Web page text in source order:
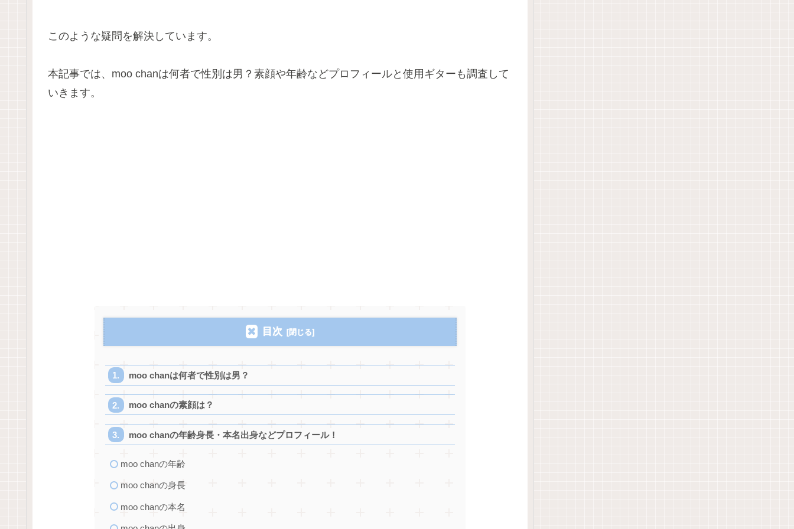
このような疑問を解決しています。
本記事では、moo chanは何者で性別は男？素顔や年齢などプロフィールと使用ギターも調査して
いきます。
目次
moo chanは何者で性別は男？
moo chanの素顔は？
moo chanの年齢身長・本名出身などプロフィール！
moo chanの年齢
moo chanの身長
moo chanの本名